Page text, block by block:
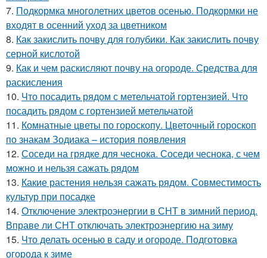
7. Подкормка многолетних цветов осенью. Подкормки не
входят в осенний уход за цветником
8. Как закислить почву для голубики. Как закислить почву
серной кислотой
9. Как и чем раскисляют почву на огороде. Средства для
раскисления
10. Что посадить рядом с метельчатой гортензией. Что
посадить рядом с гортензией метельчатой
11. Комнатные цветы по гороскопу. Цветочный гороскоп
по знакам Зодиака – история появления
12. Соседи на грядке для чеснока. Соседи чеснока, с чем
можно и нельзя сажать рядом
13. Какие растения нельзя сажать рядом. Совместимость
культур при посадке
14. Отключение электроэнергии в СНТ в зимний период.
Вправе ли СНТ отключать электроэнергию на зиму
15. Что делать осенью в саду и огороде. Подготовка
огорода к зиме